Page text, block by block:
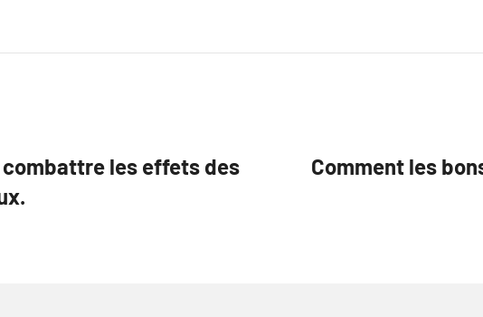
les effets des
Comment les